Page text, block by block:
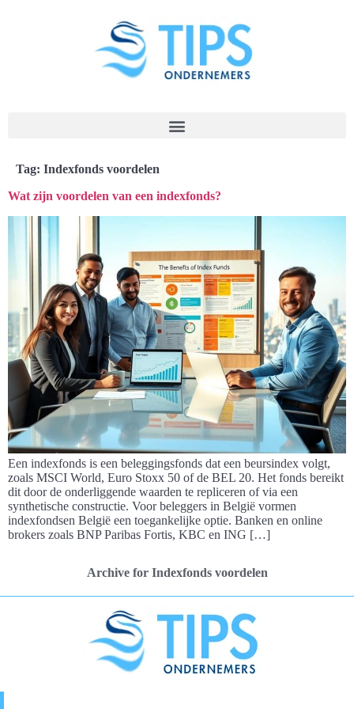
Tag: Indexfonds voordelen
Wat zijn voordelen van een indexfonds?
Een indexfonds is een beleggingsfonds dat een beursindex volgt,
zoals MSCI World, Euro Stoxx 50 of de BEL 20. Het fonds bereikt
dit door de onderliggende waarden te repliceren of via een
synthetische constructie. Voor beleggers in België vormen
indexfondsen België een toegankelijke optie. Banken en online
brokers zoals BNP Paribas Fortis, KBC en ING […]
Archive for Indexfonds voordelen